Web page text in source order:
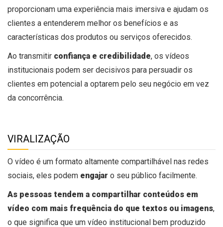
proporcionam uma experiência mais imersiva e ajudam os
clientes a entenderem melhor os benefícios e as
características dos produtos ou serviços oferecidos.
Ao transmitir confiança e credibilidade, os vídeos
institucionais podem ser decisivos para persuadir os
clientes em potencial a optarem pelo seu negócio em vez
da concorrência.
VIRALIZAÇÃO
O vídeo é um formato altamente compartilhável nas redes
sociais, eles podem engajar o seu público facilmente.
As pessoas tendem a compartilhar conteúdos em
vídeo com mais frequência do que textos ou imagens,
o que significa que um vídeo institucional bem produzido